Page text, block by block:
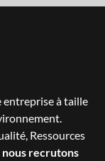
entreprise à taille
Ressources
nous recrutons